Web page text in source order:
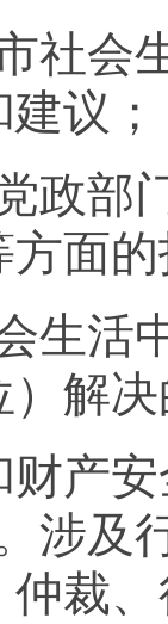
会生
议；
部门
面
活中
解
安
涉及
裁